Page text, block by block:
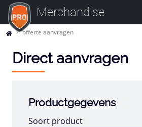
Merchandise
offerte aanvragen
Direct aanvragen
Productgegevens
Soort product